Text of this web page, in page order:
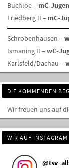
Buchloe – mC-
Friedberg II – mC-
Schrobenhausen –
Ismaning II –wC-
Karlsfeld/Dachau –
DIE KOMMENDEN
Wir freuen uns auf
WIR AUF INSTAGRAM
@